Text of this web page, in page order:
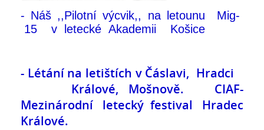
- Náš ,,Pilotní výcvik,, na letounu Mig-
15 v letecké Akademii Košice
- Létání na letištích v Čáslavi, Hradci
Králové, Mošnově. CIAF-
Mezinárodní letecký festival Hradec
Králové.